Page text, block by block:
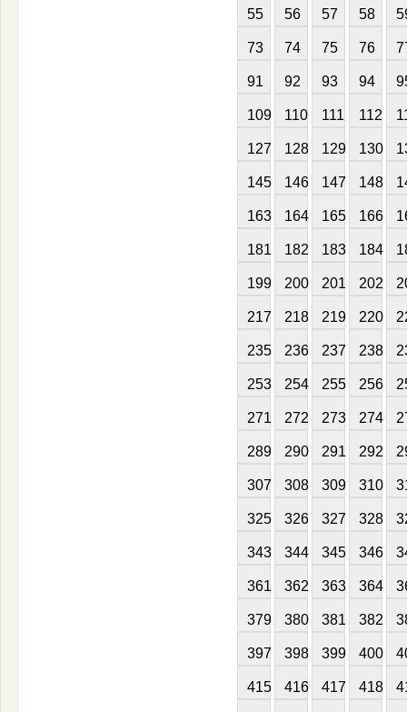
55 56 57 58
73 74 75 76
91 92 93 94
109 110 111 112
127 128 129 130
145 146 147 148
163 164 165 166
181 182 183 184
199 200 201 202
217 218 219 220
235 236 237 238
253 254 255 256
271 272 273 274
289 290 291 292
307 308 309 310
325 326 327 328
343 344 345 346
361 362 363 364
379 380 381 382
397 398 399 400
415 416 417 418